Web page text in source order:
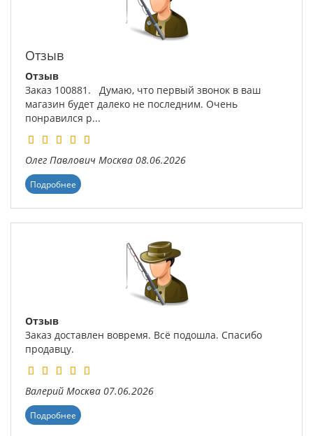
Отзыв
Отзыв
Заказ 100881. Думаю, что первый звонок в ваш
магазин будет далеко не последним. Очень
понравился р...
Олег Павлович Москва 08.06.2026
Подробнее
Отзыв
Заказ доставлен вовремя. Всё подошла. Спасибо
продавцу.
Валерий Москва 07.06.2026
Подробнее